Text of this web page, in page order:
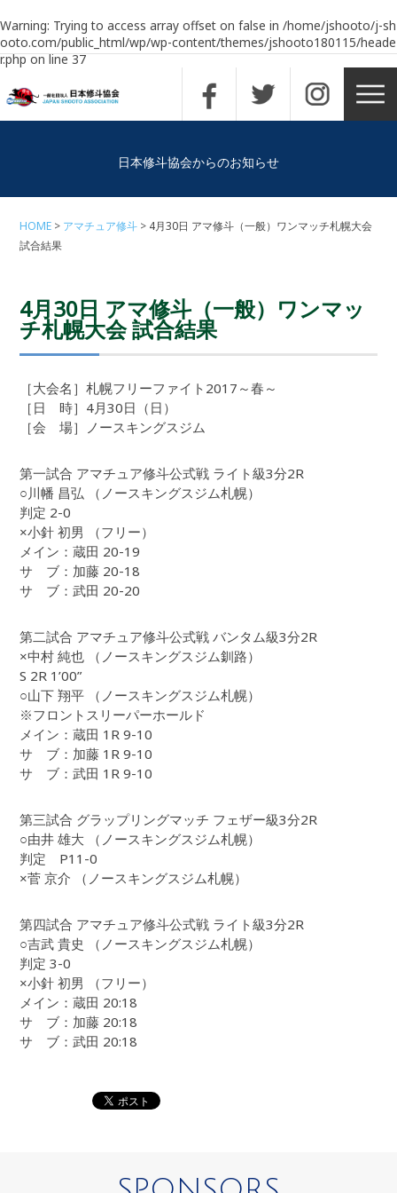
Warning: Trying to access array offset on false in /home/jshooto/j-sh
ooto.com/public_html/wp/wp-content/themes/jshooto180115/heade
r.phpon line37
日本修斗協会からのお知らせ
HOME アマチュア修斗
4月30日 アマ修斗（一般）ワンマッチ札幌大会
試合結果
4月30日 アマ修斗（一般）ワンマッ
チ札幌大会 試合結果
［大会名］札幌フリーファイト2017～春～
［日 時］4月30日（日）
［会 場］ノースキングスジム
第一試合 アマチュア修斗公式戦 ライト級3分2R
○川幡 昌弘 （ノースキングスジム札幌）
判定 2-0
×小針 初男 （フリー）
メイン：蔵田 20-19
サ ブ：加藤 20-18
サ ブ：武田 20-20
第二試合 アマチュア修斗公式戦 バンタム級3分2R
×中村 純也 （ノースキングスジム釧路）
S 2R 1’00”
○山下 翔平 （ノースキングスジム札幌）
※フロントスリーパーホールド
メイン：蔵田 1R 9-10
サ ブ：加藤 1R 9-10
サ ブ：武田 1R 9-10
第三試合 グラップリングマッチ フェザー級3分2R
○由井 雄大 （ノースキングスジム札幌）
判定 P11-0
×菅 京介 （ノースキングスジム札幌）
第四試合 アマチュア修斗公式戦 ライト級3分2R
○吉武 貴史 （ノースキングスジム札幌）
判定 3-0
×小針 初男 （フリー）
メイン：蔵田 20:18
サ ブ：加藤 20:18
サ ブ：武田 20:18